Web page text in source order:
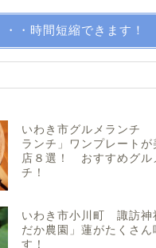
・・時間短縮できます！
いわき市グルメランチ
ランチ」ワンプレートが
店８選！ おすすめグル
チ！
いわき市小川町 諏訪神
だか農園」蓮がたくさん
す！
トレンディー
美味しい所
穴場・スポット